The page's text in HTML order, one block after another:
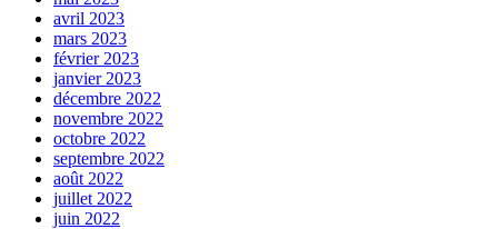
avril 2023
mars 2023
février 2023
janvier 2023
décembre 2022
novembre 2022
octobre 2022
septembre 2022
août 2022
juillet 2022
juin 2022